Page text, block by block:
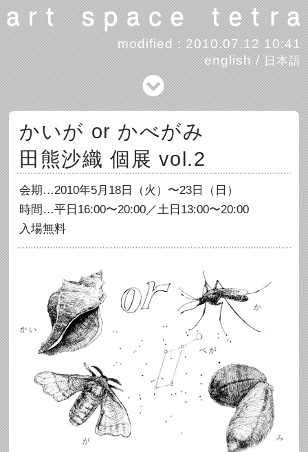
modified : 2010.07.12 10:41
english/日本語
かいが or かべがみ
田熊沙織 個展 vol.2
会期…2010年5月18日（火）〜23日（日）
時間…平日16:00〜20:00／土日13:00〜20:00
入場無料